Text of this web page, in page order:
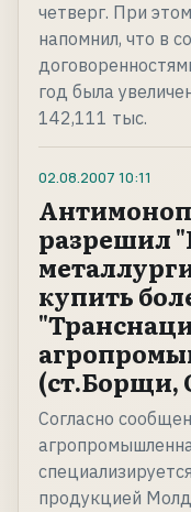
четверг. При
напомнил, что в
год была
142,111 тыс.
02.08.2007 10:11
разрешил
купить
(ст.Борщи,
Согласно
продукцией